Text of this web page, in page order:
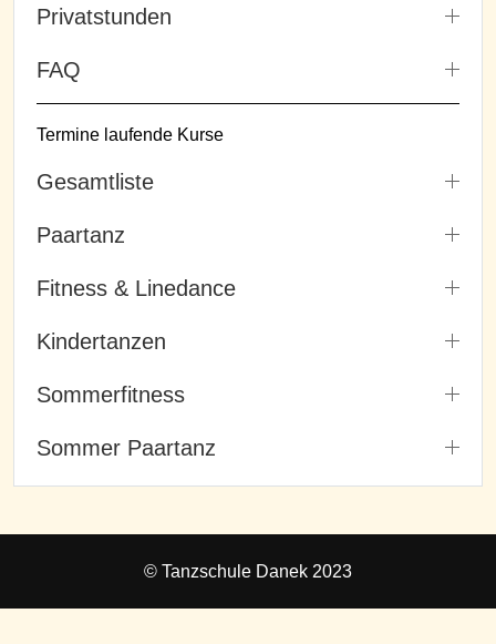
Privatstunden
FAQ
Termine laufende Kurse
Gesamtliste
Paartanz
Fitness & Linedance
Kindertanzen
Sommerfitness
Sommer Paartanz
© Tanzschule Danek 2023